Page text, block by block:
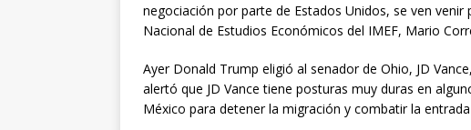
negociación por parte de Estados Unidos, se ven venir
Nacional de Estudios Económicos del IMEF, Mario
Ayer Donald Trump eligió al senador de Ohio, JD
alertó que JD Vance tiene posturas muy duras en
México para detener la migración y combatir la